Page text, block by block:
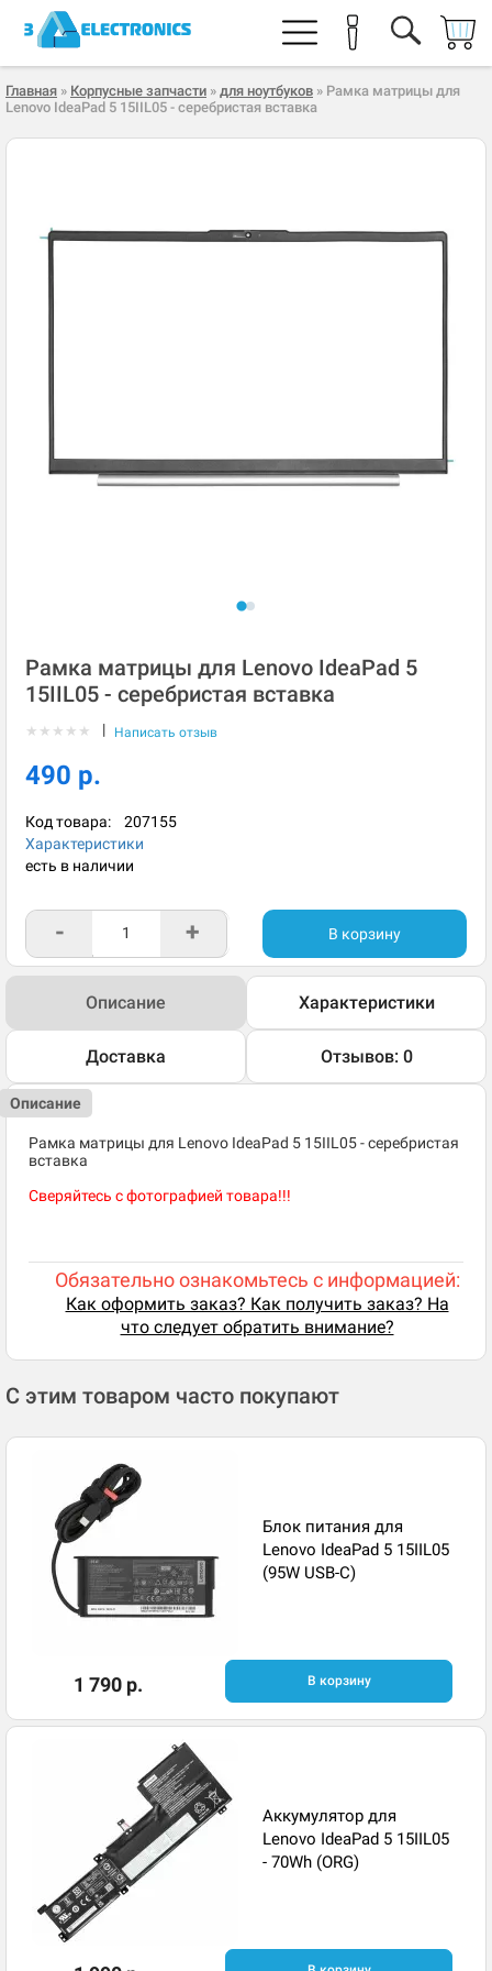
Главная » Корпусные запчасти » для ноутбуков » Рамка матрицы для
Lenovo IdeaPad 5 15IIL05 - серебристая вставка
Рамка матрицы для Lenovo IdeaPad 5
15IIL05 - серебристая вставка
★ ★ ★ ★ ★ | Написать отзыв
490 р.
Код товара: 207155
Характеристики
есть в наличии
- + В корзину
Описание Характеристики
Доставка Отзывов: 0
Описание
Рамка матрицы для Lenovo IdeaPad 5 15IIL05 - серебристая
вставка
Сверяйтесь с фотографией товара!!!
Обязательно ознакомьтесь с информацией:
Как оформить заказ? Как получить заказ? На
что следует обратить внимание?
С этим товаром часто покупают
Блок питания для
Lenovo IdeaPad 5 15IIL05
(95W USB-C)
1 790 р. В корзину
Аккумулятор для
Lenovo IdeaPad 5 15IIL05
- 70Wh (ORG)